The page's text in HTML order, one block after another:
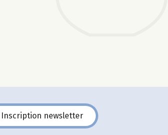
Inscription newsletter